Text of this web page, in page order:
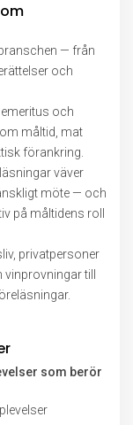
— från
och
och
måltid, mat
förankring.
väver
möte — och
på måltidens roll
privatpersoner
till
som berör